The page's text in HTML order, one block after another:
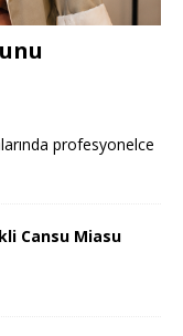
profesyonelce
Cansu Miasu